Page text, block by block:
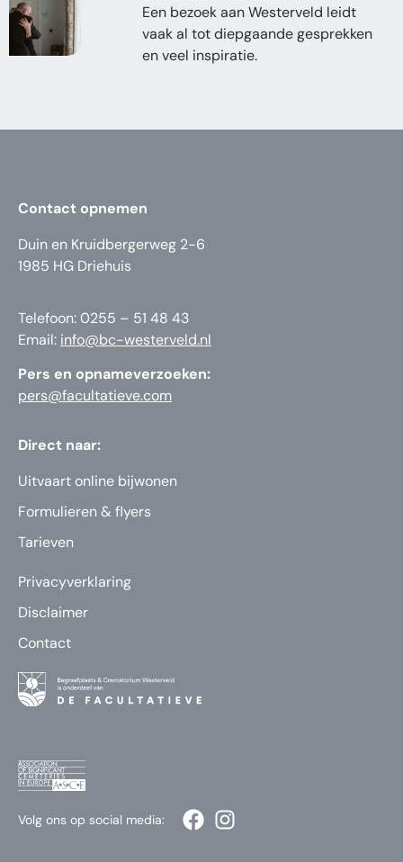
Een bezoek aan Westerveld leidt
vaak al tot diepgaande gesprekken
en veel inspiratie.
Contact opnemen
Duin en Kruidbergerweg 2-6
1985 HG Driehuis
Telefoon: 0255 – 51 48 43
Email: info@bc-westerveld.nl
Pers en opnameverzoeken:
pers@facultatieve.com
Direct naar:
Uitvaart online bijwonen
Formulieren & flyers
Tarieven
Privacyverklaring
Disclaimer
Contact
Volg ons op social media: